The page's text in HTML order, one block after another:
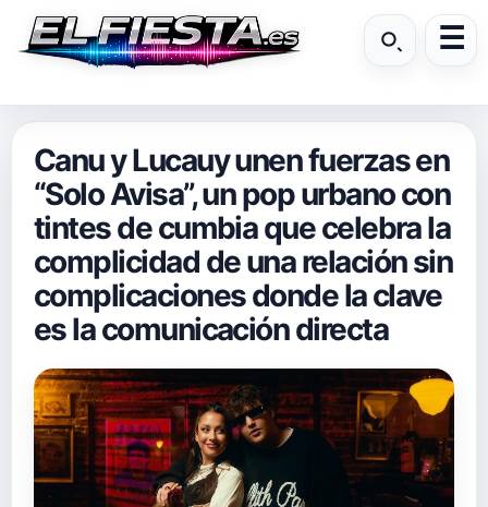
Canu y Lucauy unen fuerzas en
“Solo Avisa”, un pop urbano con
tintes de cumbia que celebra la
complicidad de una relación sin
complicaciones donde la clave
es la comunicación directa